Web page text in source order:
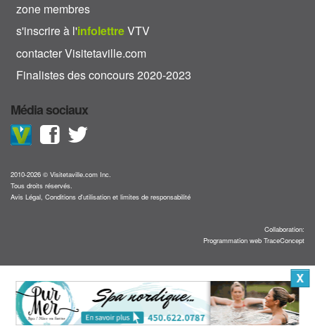
zone membres
s'inscrire à l'infolettreVTV
contacter Visitetaville.com
Finalistes des concours 2020-2023
Média sociaux
2010-2026 © Visitetaville.com Inc.
Tous droits réservés.
Avis Légal, Conditions d'utilisation et limites de responsabilité
Collaboration:
Programmation web TraceConcept
X